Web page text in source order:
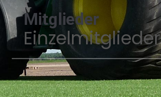
Mitglieder
Einzelmitglieder